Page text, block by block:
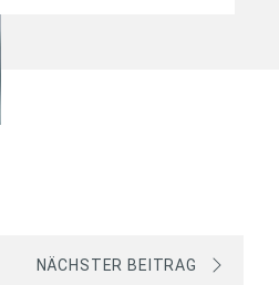
NÄCHSTER BEITRAG